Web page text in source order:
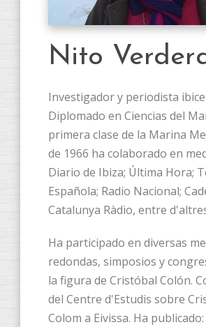
Nito
Investigador y periodista
Diplomado en Ciencias del
primera clase de la Marina
de 1966 ha colaborado en
Diario de Ibiza; Última Hora;
Española; Radio Nacional;
Catalunya Ràdio, entre
Ha participado en diversas
redondas, simposios y
la figura de Cristóbal Colón.
del Centre d'Estudis sobre
Colom a Eivissa. Ha